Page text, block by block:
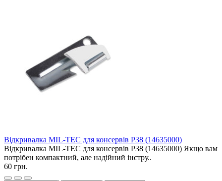
Відкривалка MIL-TEC для консервів Р38 (14635000)
Відкривалка MIL-TEC для консервів Р38 (14635000) Якщо вам
потрібен компактний, але надійний інстру..
60 грн.